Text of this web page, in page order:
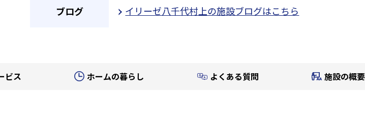
ブログ イリーゼ八千代村上の施設ブログはこちら
ビス ホームの暮らし よくある質問 施設の概要